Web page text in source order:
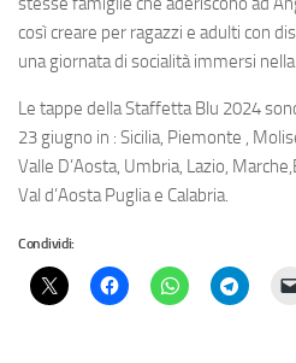
così creare per ragazzi e adulti con
una giornata di socialità immersi
Le tappe della Staffetta Blu 2024
23 giugno in : Sicilia, Piemonte ,
Valle D’Aosta, Umbria, Lazio,
Val d’Aosta Puglia e Calabria.
Condividi: